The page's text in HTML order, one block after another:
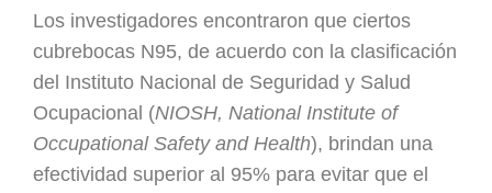
Los investigadores encontraron que ciertos
cubrebocas N95, de acuerdo con la clasificación
del Instituto Nacional de Seguridad y Salud
Ocupacional (NIOSH, National Institute of
Occupational Safety and Health), brindan una
efectividad superior al 95% para evitar que el